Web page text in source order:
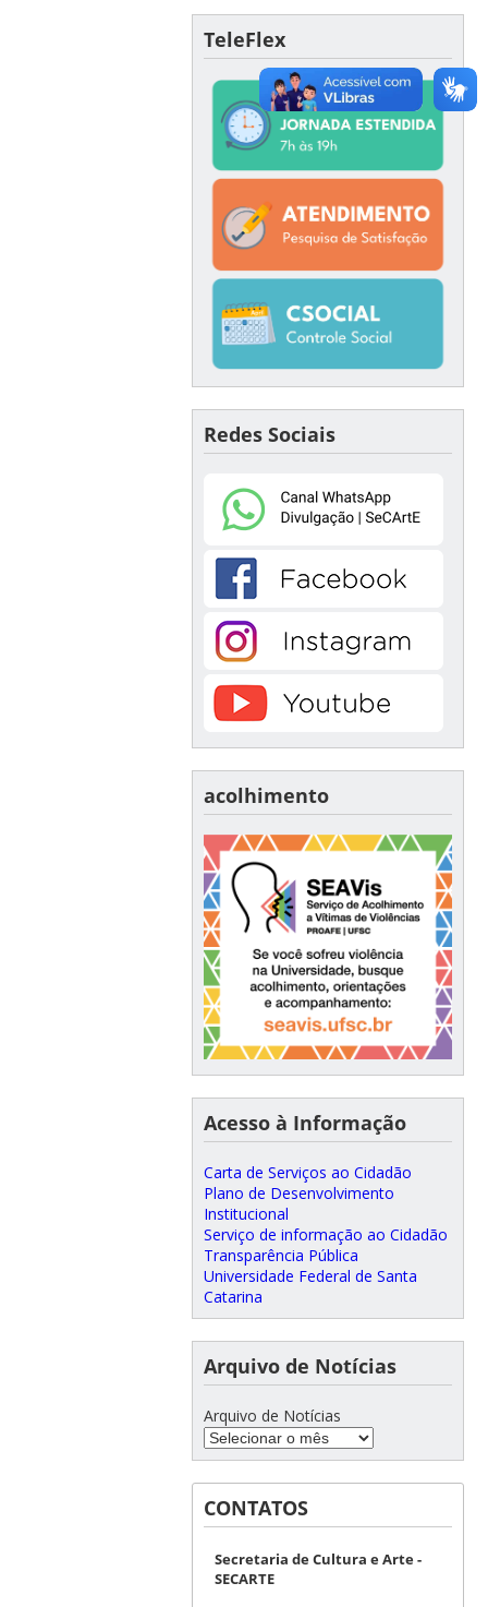
TeleFlex
Redes Sociais
acolhimento
Acesso à Informação
Carta de Serviços ao Cidadão
Plano de Desenvolvimento
Institucional
Serviço de informação ao Cidadão
Transparência Pública
Universidade Federal de Santa
Catarina
Arquivo de Notícias
Arquivo de Notícias
CONTATOS
Secretaria de Cultura e Arte -
SECARTE